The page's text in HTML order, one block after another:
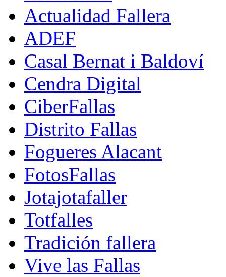
Actualidad Fallera
ADEF
Casal Bernat i Baldoví
Cendra Digital
CiberFallas
Distrito Fallas
Fogueres Alacant
FotosFallas
Jotajotafaller
Totfalles
Tradición fallera
Vive las Fallas